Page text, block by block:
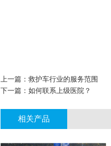
上一篇： 救护车行业的服务范围
下一篇： 如何联系上级医院？
相关产品